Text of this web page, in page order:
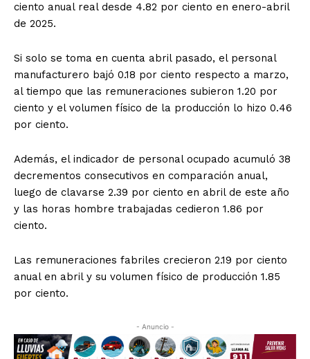
ciento anual real desde 4.82 por ciento en enero-abril
de 2025.
Si solo se toma en cuenta abril pasado, el personal
manufacturero bajó 0.18 por ciento respecto a marzo,
al tiempo que las remuneraciones subieron 1.20 por
ciento y el volumen físico de la producción lo hizo 0.46
por ciento.
Además, el indicador de personal ocupado acumuló 38
decrementos consecutivos en comparación anual,
luego de clavarse 2.39 por ciento en abril de este año
y las horas hombre trabajadas cedieron 1.86 por
ciento.
Las remuneraciones fabriles crecieron 2.19 por ciento
anual en abril y su volumen físico de producción 1.85
por ciento.
- Anuncio -